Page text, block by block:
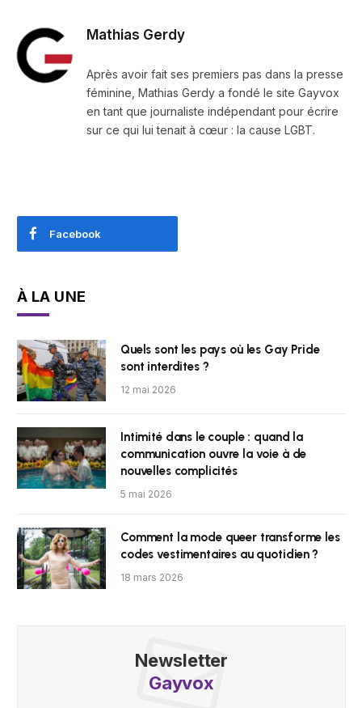
Mathias Gerdy
Après avoir fait ses premiers pas dans la presse
féminine, Mathias Gerdy a fondé le site Gayvox
en tant que journaliste indépendant pour écrire
sur ce qui lui tenait à cœur : la cause LGBT.
Facebook
À LA UNE
Quels sont les pays où les Gay Pride
sont interdites ?
12 mai 2026
Intimité dans le couple : quand la
communication ouvre la voie à de
nouvelles complicités
5 mai 2026
Comment la mode queer transforme les
codes vestimentaires au quotidien ?
18 mars 2026
Newsletter
Gayvox